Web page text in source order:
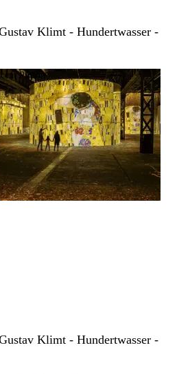
Klimt - Hundertwasser -
Pinson
Klimt - Hundertwasser -